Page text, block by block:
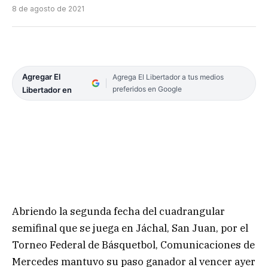
8 de agosto de 2021
Agregar El
Libertador en
Agrega El Libertador a tus medios
preferidos en Google
Abriendo la segunda fecha del cuadrangular
semifinal que se juega en Jáchal, San Juan, por el
Torneo Federal de Básquetbol, Comunicaciones de
Mercedes mantuvo su paso ganador al vencer ayer